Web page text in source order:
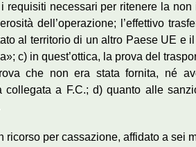
requisiti necessari per ritenere la
dell’operazione; l’effettivo
al territorio di un altro Paese UE e
c) in quest’ottica, la prova del
che non era stata fornita, né
a F.C.; d) quanto alle
ricorso per cassazione, affidato a sei